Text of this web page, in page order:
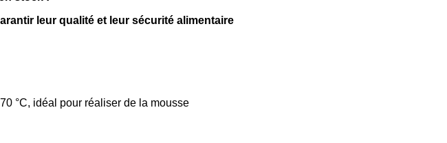
leur qualité et leur sécurité alimentaire
°C, idéal pour réaliser de la mousse